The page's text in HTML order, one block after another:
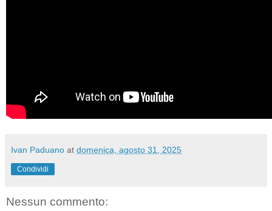
Ivan Paduano at domenica, agosto 31, 2025
Condividi
Nessun commento: